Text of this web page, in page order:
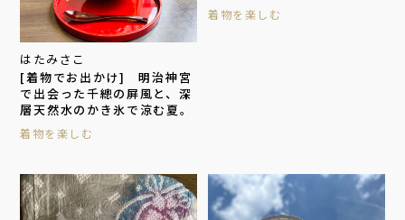
はたみさこ
[着物でお出かけ] 明治神宮
で出会った千總の屏風と、深
層天然水のかき氷で涼む夏。
着物を楽しむ
着物を楽しむ